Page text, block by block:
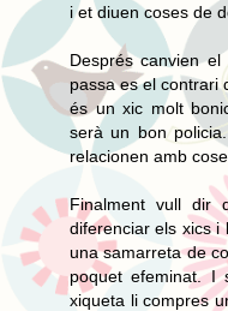
i et diuen coses de
Després canvien
passa es el contrari
és un xic molt
serà un bon
relacionen amb
Finalment vull dir
diferenciar els xics i
una samarreta de
poquet efeminat.
xiqueta li compres